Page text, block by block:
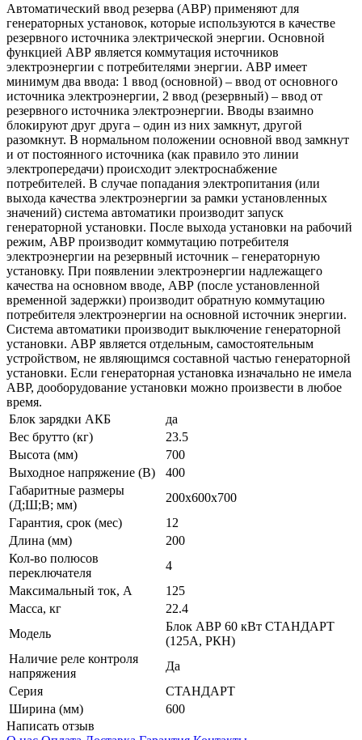
Автоматический ввод резерва (АВР) применяют для
генераторных установок, которые используются в качестве
резервного источника электрической энергии. Основной
функцией АВР является коммутация источников
электроэнергии с потребителями энергии. АВР имеет
минимум два ввода: 1 ввод (основной) – ввод от основного
источника электроэнергии, 2 ввод (резервный) – ввод от
резервного источника электроэнергии. Вводы взаимно
блокируют друг друга – один из них замкнут, другой
разомкнут. В нормальном положении основной ввод замкнут
и от постоянного источника (как правило это линии
электропередачи) происходит электроснабжение
потребителей. В случае попадания электропитания (или
выхода качества электроэнергии за рамки установленных
значений) система автоматики производит запуск
генераторной установки. После выхода установки на рабочий
режим, АВР производит коммутацию потребителя
электроэнергии на резервный источник – генераторную
установку. При появлении электроэнергии надлежащего
качества на основном вводе, АВР (после установленной
временной задержки) производит обратную коммутацию
потребителя электроэнергии на основной источник энергии.
Система автоматики производит выключение генераторной
установки. АВР является отдельным, самостоятельным
устройством, не являющимся составной частью генераторной
установки. Если генераторная установка изначально не имела
АВР, дооборудование установки можно произвести в любое
время.
Блок зарядки АКБ
да
Вес брутто (кг)
23.5
Высота (мм)
700
Выходное напряжение (В)
400
Габаритные размеры
(Д;Ш;В; мм)
200х600х700
Гарантия, срок (мес)
12
Длина (мм)
200
Кол-во полюсов
переключателя
4
Максимальный ток, А
125
Масса, кг
22.4
Модель
Блок АВР 60 кВт СТАНДАРТ
(125А, РКН)
Наличие реле контроля
напряжения
Да
Серия
СТАНДАРТ
Ширина (мм)
600
Написать отзыв